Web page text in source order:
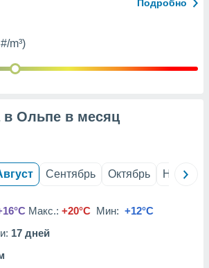
Подробно
m³)
в Ольпе в месяц
Сентябрь Октябрь Ноябрь
Макс.: +20°C Мин: +12°C
17 дней